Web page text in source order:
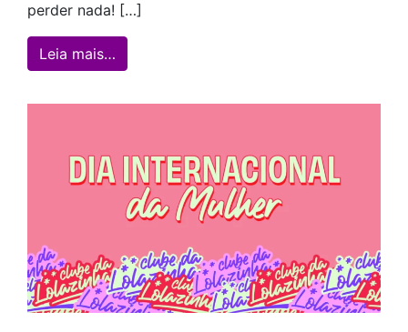
perder nada! […]
Leia mais…